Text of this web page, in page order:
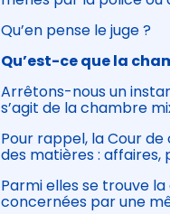
Qu’en pense le juge ?
Qu’est-ce que la
Arrêtons-nous un
s’agit de la chambre
Pour rappel, la Cour
des matières : affaires,
Parmi elles se trouve
concernées par une